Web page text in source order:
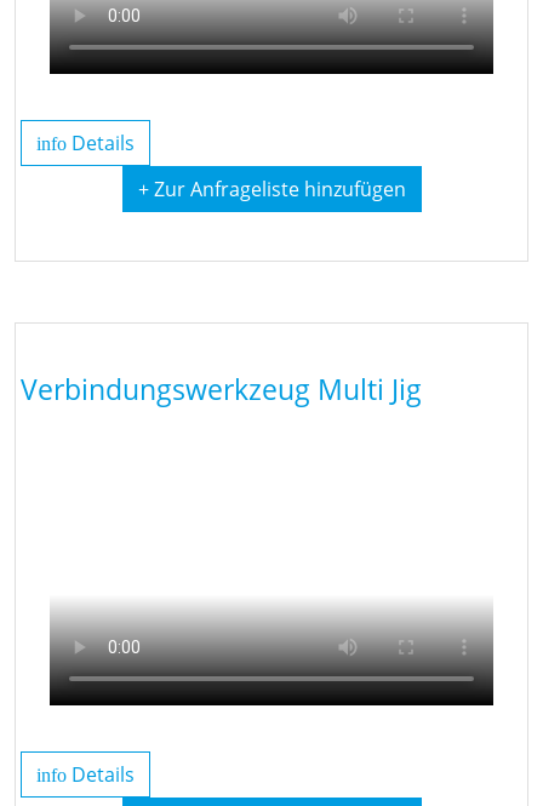
info Details
+ Zur Anfrageliste hinzufügen
Verbindungswerkzeug Multi Jig
info Details